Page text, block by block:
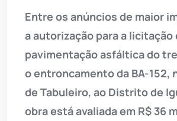
Entre os anúncios de maior
a autorização para a licitação
pavimentação asfáltica do
o entroncamento da BA-152,
de Tabuleiro, ao Distrito de
obra está avaliada em R$ 36